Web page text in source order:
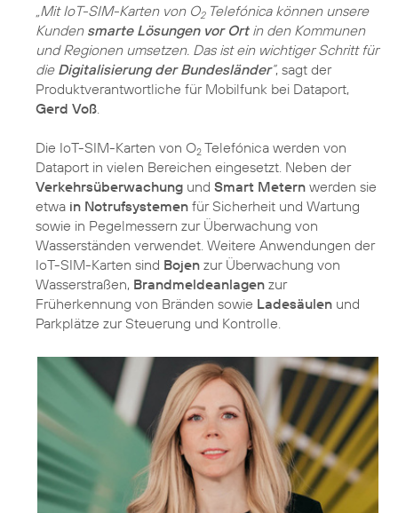
„Mit IoT-SIM-Karten von O2Telefónica können unsere
Kunden smarte Lösungen vor Ortin den Kommunen
und Regionen umsetzen. Das ist ein wichtiger Schritt für
die Digitalisierung der Bundesländer“, sagt der
Produktverantwortliche für Mobilfunk bei Dataport,
Gerd Voß
Die IoT-SIM-Karten von O2 Telefónica werden von
Dataport in vielen Bereichen eingesetzt. Neben der
Verkehrsüberwachung und Smart Metern werden sie
etwa in Notrufsystemen für Sicherheit und Wartung
sowie in Pegelmessern zur Überwachung von
Wasserständen verwendet. Weitere Anwendungen der
IoT-SIM-Karten sind Bojen zur Überwachung von
Wasserstraßen, Brandmeldeanlagen zur
Früherkennung von Bränden sowie Ladesäulen und
Parkplätze zur Steuerung und Kontrolle.